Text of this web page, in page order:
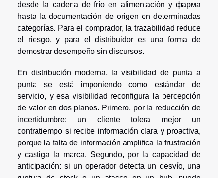
desde la cadena de frío en alimentación y фарма
hasta la documentación de origen en determinadas
categorías. Para el comprador, la trazabilidad reduce
el riesgo, y para el distribuidor es una forma de
demostrar desempeño sin discursos.
En distribución moderna, la visibilidad de punta a
punta se está imponiendo como estándar de
servicio, y esa visibilidad reconfigura la percepción
de valor en dos planos. Primero, por la reducción de
incertidumbre: un cliente tolera mejor un
contratiempo si recibe información clara y proactiva,
porque la falta de información amplifica la frustración
y castiga la marca. Segundo, por la capacidad de
anticipación: si un operador detecta un desvío, una